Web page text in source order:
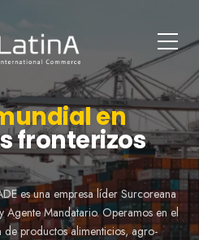
en
fronterizos
es una empresa líder Surcoreana
Agente Mandatario. Operamos en el
productos alimenticios, agro-
para
la venta de productos como: CAFÉ,
MAR y productos del segmento
Y PETROQUÍMICOS.
seguras
para exportación, brindando total
Contamos con asociación de los
PERÚ, CHILE, COREA DEL
otros países.
comercio directo, contamos con
de calidad en los mercados